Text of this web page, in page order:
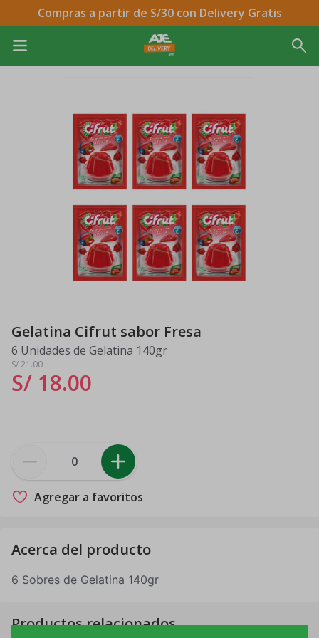
Compras a partir de S/30 con Delivery Gratis
Gelatina Cifrut sabor Fresa
6 Unidades de Gelatina 140gr
S/ 21.00
S/ 18.00
Agregar a favoritos
Acerca del producto
6 Sobres de Gelatina 140gr
Productos relacionados